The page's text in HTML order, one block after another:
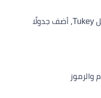
وإذا أجريت اختبارات Post Hoc مثل Tukey، أضف جدولًا